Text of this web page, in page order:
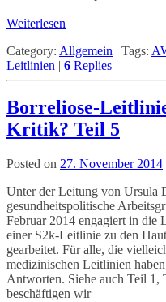
Weiterlesen
Category: Allgemein | Tags:
Leitlinien | 6 Replies
Borreliose-
Kritik? Teil 5
Posted on 27. November 2014
Unter der Leitung von Ursula
gesundheitspolitische
Februar 2014 engagiert in
einer S2k-Leitlinie zu den
gearbeitet. Für alle, die
medizinischen Leitlinien
Antworten. Siehe auch Teil
beschäftigen wir